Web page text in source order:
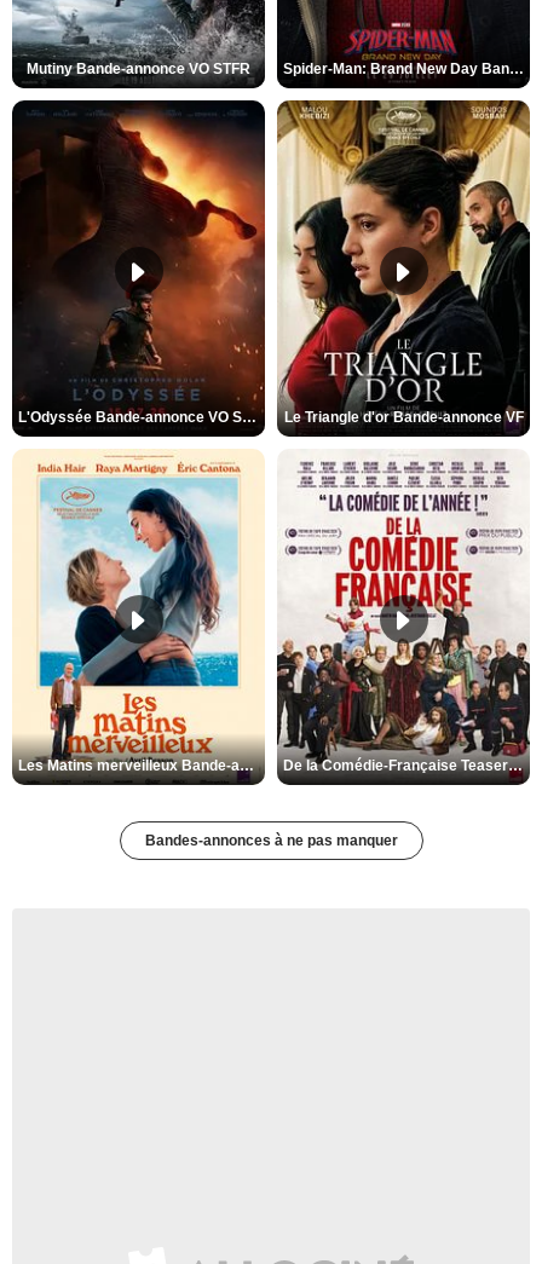
Mutiny Bande-annonce VO STFR Spider-Man: Brand New Day Bande-annonce VO STFR
L'Odyssée Bande-annonce VO STFR Le Triangle d'or Bande-annonce VF
Les Matins merveilleux Bande-annonce VF De la Comédie-Française Teaser VF
Bandes-annonces à ne pas manquer